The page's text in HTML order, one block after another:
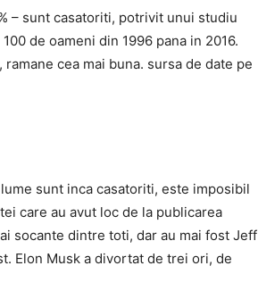
– sunt casatoriti, potrivit unui studiu
de oameni din 1996 pana in 2016.
cea mai buna. sursa de date pe
sunt inca casatoriti, este imposibil
care au avut loc de la publicarea
socante dintre toti, dar au mai fost Jeff
Elon Musk a divortat de trei ori, de